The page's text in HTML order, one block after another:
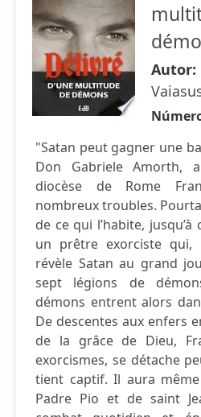
Autor:
"Satan peut gagner une
Don Gabriele Amorth,
diocèse de Rome
nombreux troubles.
de ce qui l’habite,
un prêtre exorciste
révèle Satan au grand
sept légions de
démons entrent alors
De descentes aux enfers
de la grâce de Dieu,
exorcismes, se détache
tient captif. Il aura
Padre Pio et de saint